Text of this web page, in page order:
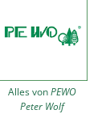
Alles vonPEWO
Peter Wolf